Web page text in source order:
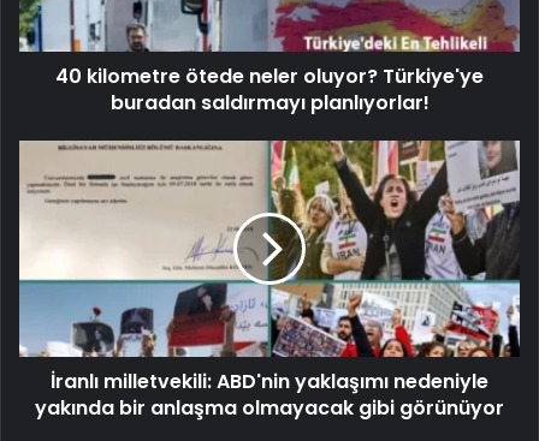
40 kilometre ötede neler oluyor? Türkiye'ye
buradan saldırmayı planlıyorlar!
İranlı milletvekili: ABD'nin yaklaşımı nedeniyle
yakında bir anlaşma olmayacak gibi görünüyor